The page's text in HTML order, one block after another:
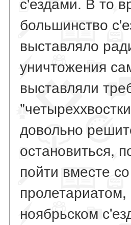
большинство
выставляло
уничтожения
выставляли
довольно
остановиться,
пойти вместе
ноябрьском